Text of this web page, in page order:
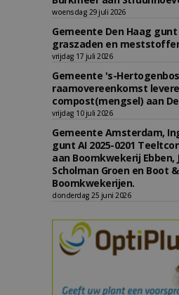
woensdag 29 juli 2026
Gemeente Den Haag
graszaden en
vrijdag 17 juli 2026
Gemeente 's-
raamovereenkomst
compost(mengsel) aan
vrijdag 10 juli 2026
Gemeente Amsterdam,
gunt AI 2025-0201
aan Boomkwekerij Ebben,
Scholman Groen en Boot
Boomkwekerijen.
donderdag 25 juni 2026